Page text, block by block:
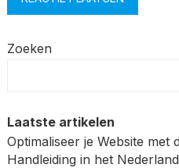
Zoeken
Laatste artikelen
Optimaliseer je Website met
Handleiding in het